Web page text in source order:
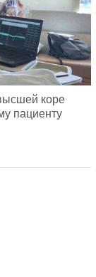
коре
пациенту